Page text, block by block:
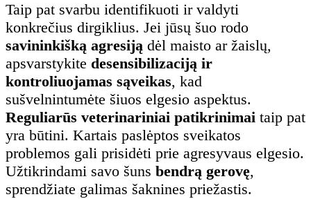
Taip pat svarbu identifikuoti ir valdyti
konkrečius dirgiklius. Jei jūsų šuo rodo
savininkišką agresiją dėl maisto ar žaislų,
apsvarstykite desensibilizaciją ir
kontroliuojamas sąveikas, kad
sušvelnintumėte šiuos elgesio aspektus.
Reguliarūs veterinariniai patikrinimai taip pat
yra būtini. Kartais paslėptos sveikatos
problemos gali prisidėti prie agresyvaus elgesio.
Užtikrindami savo šuns bendrą gerovę,
sprendžiate galimas šaknines priežastis.